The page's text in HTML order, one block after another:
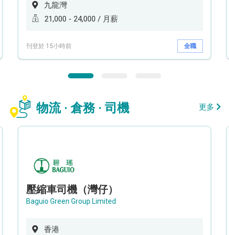
九龍灣
21,000 - 24,000 / 月薪
刊登於 15小時前 全職
物流 · 倉務 · 司機 更多
壓縮車司機（灣仔）
Baguio Green Group Limited
香港